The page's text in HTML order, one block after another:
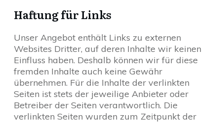
Haftung für Links
Unser Angebot enthält Links zu externen
Websites Dritter, auf deren Inhalte wir keinen
Einfluss haben. Deshalb können wir für diese
fremden Inhalte auch keine Gewähr
übernehmen. Für die Inhalte der verlinkten
Seiten ist stets der jeweilige Anbieter oder
Betreiber der Seiten verantwortlich. Die
verlinkten Seiten wurden zum Zeitpunkt der